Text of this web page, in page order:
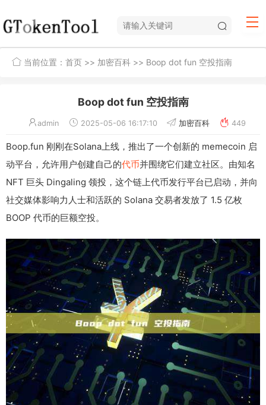
当前位置： 首页 >> 加密百科 >> Boop dot fun 空投指南
Boop dot fun 空投指南
admin 2025-05-06 16:17:10 加密百科 449
Boop.fun 刚刚在Solana上线，推出了一个创新的 memecoin 启
动平台，允许用户创建自己的代币并围绕它们建立社区。由知名
NFT 巨头 Dingaling 领投，这个链上代币发行平台已启动，并向
社交媒体影响力人士和活跃的 Solana 交易者发放了 1.5 亿枚
BOOP 代币的巨额空投。